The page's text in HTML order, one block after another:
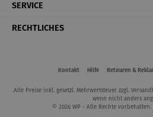
SERVICE
RECHTLICHES
Kontakt Hilfe Retouren &
Alle Preise inkl. gesetzl. Mehrwertsteuer zzgl.
wenn nicht anders
© 2026 WP - Alle Rechte vorbehalten.